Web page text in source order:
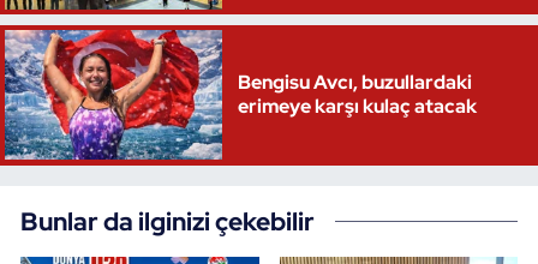
Bengisu Avcı, buzullardaki
erimeye karşı kulaç atacak
Bunlar da ilginizi çekebilir